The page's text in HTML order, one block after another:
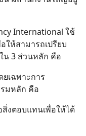
International ใช้
ให้สามารถเปรียบ
น 3 ส่วนหลัก คือ
เฉพาะการ
มหลัก คือ
สิ่งตอบแทนเพื่อให้ได้